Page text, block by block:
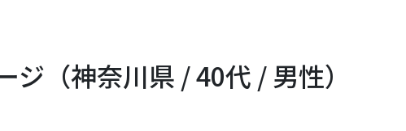
ジ（神奈川県 / 40代 / 男性）